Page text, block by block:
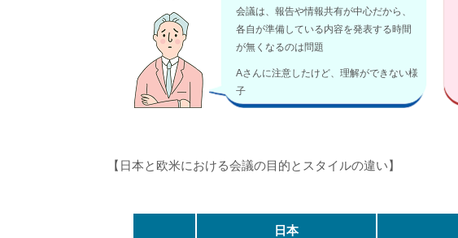
会議は、報告や情報共有が中心だから、
各自が準備している内容を発表する時間
が無くなるのは問題
Aさんに注意したけど、理解ができない様
子
【日本と欧米における会議の目的とスタイルの違い】
日本